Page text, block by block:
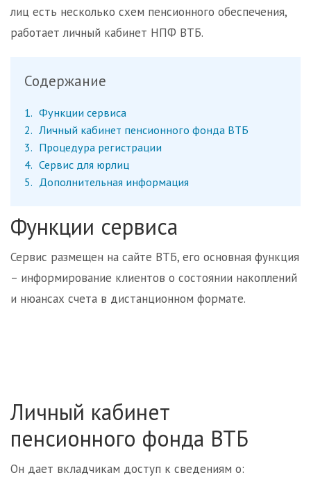
лиц есть несколько схем пенсионного обеспечения,
работает личный кабинет НПФ ВТБ.
Содержание
1
Функции сервиса
2
Личный кабинет пенсионного фонда ВТБ
3
Процедура регистрации
4 Сервис для юрлиц
5
Дополнительная информация
Функции сервиса
Сервис размещен на сайте ВТБ, его основная функция
– информирование клиентов о состоянии накоплений
и нюансах счета в дистанционном формате.
Личный кабинет
пенсионного фонда ВТБ
Он дает вкладчикам доступ к сведениям о: